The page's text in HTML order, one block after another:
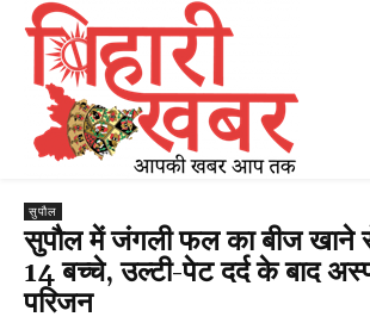
सुपौल
सुपौल में जंगली फल का बीज खाने
14 बच्चे, उल्टी-पेट दर्द के बाद
परिजन